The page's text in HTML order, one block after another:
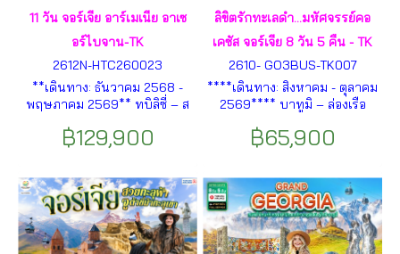
11 วัน จอร์เจีย อาร์เมเนีย อาเซ
อร์ไบจาน-TK
2612N-HTC260023
**เดินทาง: ธันวาคม 2568 -
พฤษภาคม 2569** ทบิลิซี่ – ส
ทสเคต้า – กอรี – อัพลิสต์ซิเคห์
฿129,900
ลิขิตรักทะเลดำ...มหัศจรรย์คอ
เคซัส จอร์เจีย 8 วัน 5 คืน - TK
2610- GO3BUS-TK007
****เดินทาง: สิงหาคม - ตุลาคม
2569**** บาทูมิ – ล่องเรือ
จอร์เจีย - คูไตซี - มหาวิหารบาก
ทบิลิซี - ป้อมอันนานูรี - กูดาอูรี
- จอร์เจีย -คาซเบกี้ ฯลฯ
฿65,900